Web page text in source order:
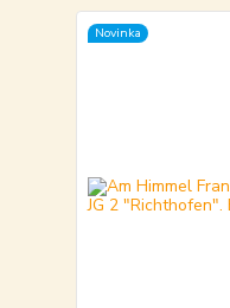
Novinka